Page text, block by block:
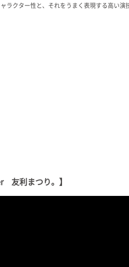
ラクター性と、それをうまく表現する高い
友利まつり。】